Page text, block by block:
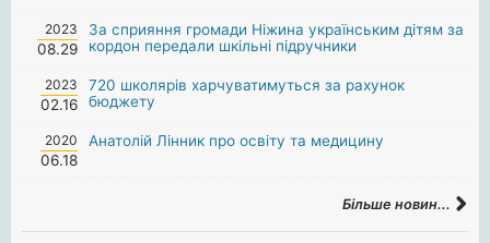
2023
08.29
За сприяння громади Ніжина українським дітям за
кордон передали шкільні підручники
2023
02.16
720 школярів харчуватимуться за рахунок
бюджету
2020
06.18
Анатолій Лінник про освіту та медицину
Більше новин...